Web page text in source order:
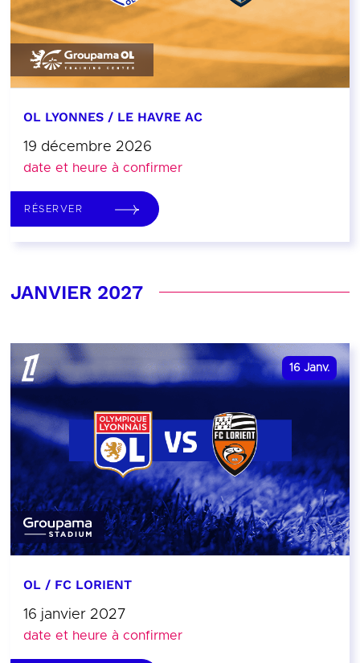
OL LYONNES / LE HAVRE AC
19 décembre 2026
date et heure à confirmer
RÉSERVER
JANVIER 2027
16 Janv.
OL / FC LORIENT
16 janvier 2027
date et heure à confirmer